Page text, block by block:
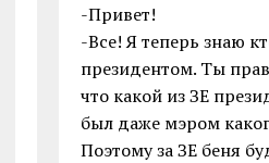
-Привет!
-Все! Я теперь знаю
президентом. Ты
что какой из ЗЕ
был даже мэром
Поэтому за ЗЕ беня